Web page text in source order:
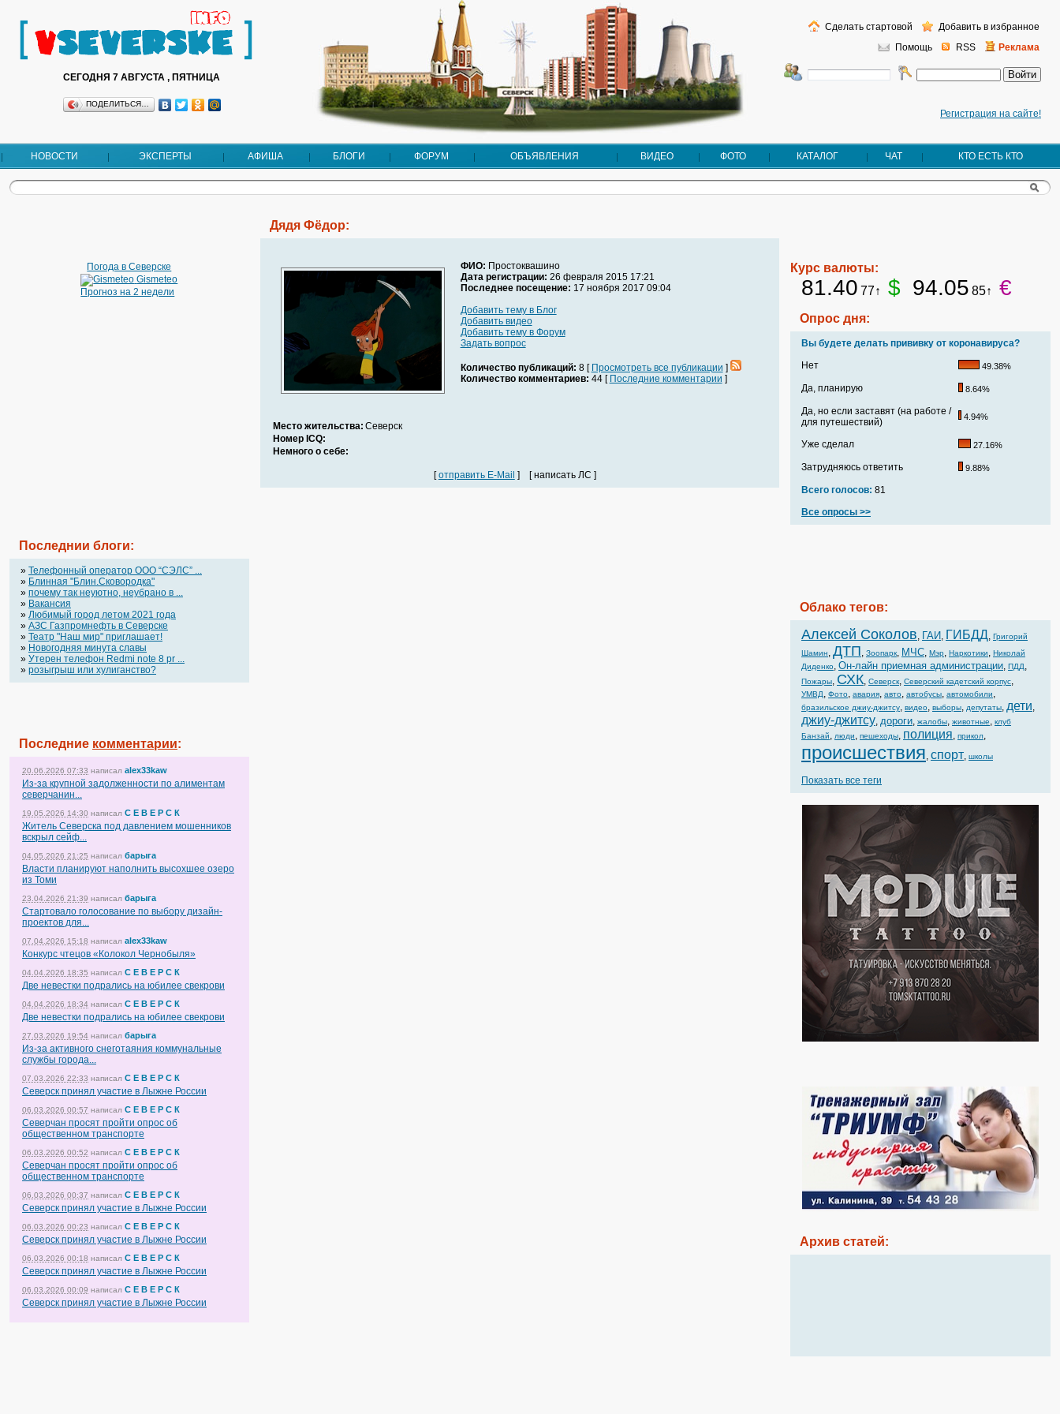
СЕГОДНЯ 7 АВГУСТА , ПЯТНИЦА
ПОДЕЛИТЬСЯ…
Регистрация на сайте!
Помощь RSS Реклама
Сделать стартовой Добавить в избранное
НОВОСТИ ЭКСПЕРТЫ АФИША БЛОГИ ФОРУМ ОБЪЯВЛЕНИЯ ВИДЕО ФОТО КАТАЛОГ ЧАТ КТО ЕСТЬ КТО
Погода в Северске
Gismeteo
Прогноз на 2 недели
Последнии блоги:
» Телефонный оператор OOO “СЭЛС” ...
» Блинная "Блин.Сковородка"
» почему так неуютно, неубрано в ...
» Вакансия
» Любимый город летом 2021 года
» АЗС Газпромнефть в Северске
» Театр "Наш мир" приглашает!
» Новогодняя минута славы
» Утерен телефон Redmi note 8 pr ...
» розыгрыш или хулиганство?
Последние комментарии:
20.06.2026 07:33 написал alex33kaw
Из-за крупной задолженности по алиментам
северчанин...
19.05.2026 14:30 написал С Е В Е Р С К
Житель Северска под давлением мошенников
вскрыл сейф...
04.05.2026 21:25 написал барыга
Власти планируют наполнить высохшее озеро
из Томи
23.04.2026 21:39 написал барыга
Стартовало голосование по выбору дизайн-
проектов для...
07.04.2026 15:18 написал alex33kaw
Конкурс чтецов «Колокол Чернобыля»
04.04.2026 18:35 написал С Е В Е Р С К
Две невестки подрались на юбилее свекрови
04.04.2026 18:34 написал С Е В Е Р С К
Две невестки подрались на юбилее свекрови
27.03.2026 19:54 написал барыга
Из-за активного снеготаяния коммунальные
службы города...
07.03.2026 22:33 написал С Е В Е Р С К
Северск принял участие в Лыжне России
06.03.2026 00:57 написал С Е В Е Р С К
Северчан просят пройти опрос об
общественном транспорте
06.03.2026 00:52 написал С Е В Е Р С К
Северчан просят пройти опрос об
общественном транспорте
06.03.2026 00:37 написал С Е В Е Р С К
Северск принял участие в Лыжне России
06.03.2026 00:23 написал С Е В Е Р С К
Северск принял участие в Лыжне России
06.03.2026 00:18 написал С Е В Е Р С К
Северск принял участие в Лыжне России
06.03.2026 00:09 написал С Е В Е Р С К
Северск принял участие в Лыжне России
Дядя Фёдор:
ФИО: Простоквашино
Дата регистрации: 26 февраля 2015 17:21
Последнее посещение: 17 ноября 2017 09:04
Добавить тему в Блог
Добавить видео
Добавить тему в Форум
Задать вопрос
Количество публикаций: 8 [ Просмотреть все публикации ]
Количество комментариев: 44 [ Последние комментарии ]
Место жительства: Северск
Номер ICQ:
Немного о себе:
[отправить E-Mail ] [ написать ЛС ]
Курс валюты:
81.40 77↑ $ 94.05 85↑ €
Опрос дня:
Вы будете делать прививку от коронавируса?
Нет
49.38%
Да, планирую 8.64%
Да, но если заставят (на работе /
для путешествий)
4.94%
Уже сделал 27.16%
Затрудняюсь ответить 9.88%
Всего голосов: 81
Все опросы >>
Облако тегов:
Алексей Соколов, ГАИ, ГИБДД, Григорий
Шамин, ДТП, Зоопарк, МЧС, Мэр, Наркотики, Николай
Диденко, Он-лайн приемная администрации, ПДД,
Пожары, СХК, Северск, Северский кадетский корпус,
УМВД, Фото, авария, авто, автобусы, автомобили,
бразильское джиу-джитсу, видео, выборы, депутаты, дети,
джиу-джитсу, дороги, жалобы, животные, клуб
Банзай, люди, пешеходы, полиция, прикол,
происшествия, спорт, школы
Показать все теги
Архив статей: